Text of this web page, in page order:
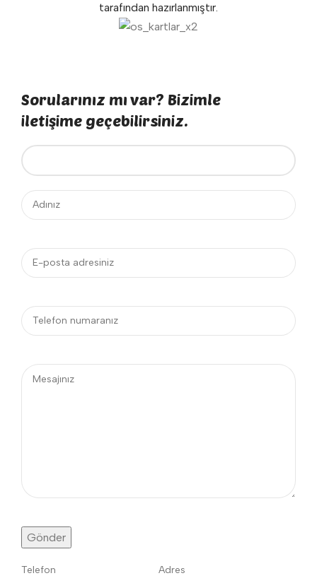
tarafından hazırlanmıştır.
Sorularınız mı var? Bizimle
iletişime geçebilirsiniz.
Telefon Adres